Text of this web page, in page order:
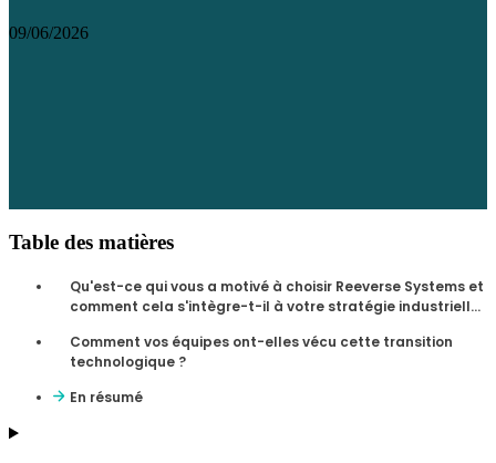
09/06/2026
Table des matières
Qu'est-ce qui vous a motivé à choisir Reeverse Systems et
comment cela s'intègre-t-il à votre stratégie industrielle
Comment vos équipes ont-elles vécu cette transition
technologique ?
En résumé